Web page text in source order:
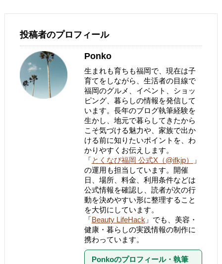
投稿者のプロフィール
Ponko
生まれも育ちも福岡で、現在は子
育てをしながら、生活者の目線で
福岡のグルメ、イベント、ショッ
ピング、暮らしの情報を発信して
います。長年のブログ執筆経験を
生かし、地元で暮らしてきたから
こそ気づける魅力や、家族で出か
ける前に知りたいポイントを、わ
かりやすくお伝えします。
「とくなび福岡 公式X（@ifkjp）
」
の運用も担当しています。開催
日、場所、料金、利用条件などは
公式情報を確認し、読者が次の行
動を決めやすい形に整理すること
を大切にしています。
「Beauty LifeHack 」でも、美容・
健康・暮らしの実践情報の制作に
携わっています。
Ponkoのプロフィール・執筆